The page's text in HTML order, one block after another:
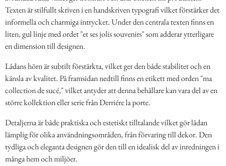
Texten är stilfullt skriven i en handskriven typografi vilket förstärker det
informella och charmiga intrycket. Under den centrala texten finns en
liten, gul linje med ordet "et ses jolis souvenirs" som adderar ytterligare
en dimension till designen.
Lådans hörn är subtilt förstärkta, vilket ger den både stabilitet och en
känsla av kvalitet. På framsidan nedtill finns en etikett med orden "ma
collection de sucé," vilket antyder att denna behållare kan vara del av en
större kollektion eller serie från Derriére la porte.
Detaljerna är både praktiska och estetiskt tilltalande vilket gör lådan
lämplig för olika användningsområden, från förvaring till dekor. Den
tydliga och eleganta designen gör den till en idealisk del av inredningen i
många hem och miljöer.